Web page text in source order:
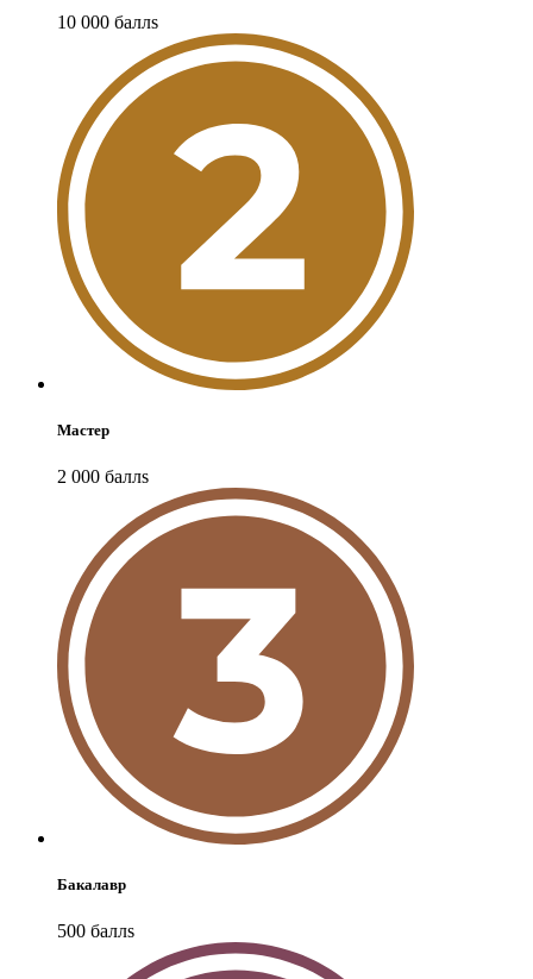
10 000 баллs
Мастер
2 000 баллs
Бакалавр
500 баллs